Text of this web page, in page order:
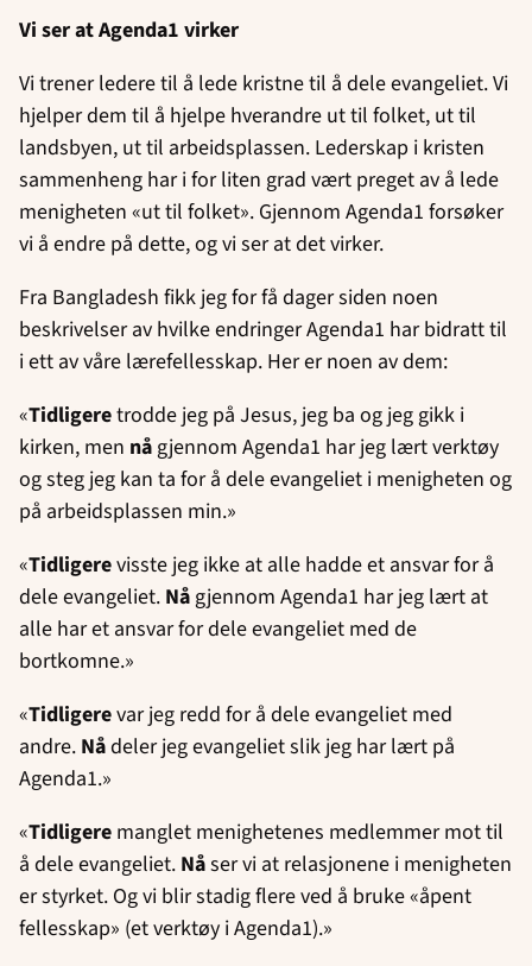
Vi ser at Agenda1 virker
Vi trener ledere til å lede kristne til å dele evangeliet. Vi
hjelper dem til å hjelpe hverandre ut til folket, ut til
landsbyen, ut til arbeidsplassen. Lederskap i kristen
sammenheng har i for liten grad vært preget av å lede
menigheten «ut til folket». Gjennom Agenda1 forsøker
vi å endre på dette, og vi ser at det virker.
Fra Bangladesh fikk jeg for få dager siden noen
beskrivelser av hvilke endringer Agenda1 har bidratt til
i ett av våre lærefellesskap. Her er noen av dem:
«Tidligeretrodde jeg på Jesus, jeg ba og jeg gikk i
kirken, men någjennom Agenda1 har jeg lært verktøy
og steg jeg kan ta for å dele evangeliet i menigheten og
på arbeidsplassen min.»
«Tidligerevisste jeg ikke at alle hadde et ansvar for å
dele evangeliet. Någjennom Agenda1 har jeg lært at
alle har et ansvar for dele evangeliet med de
bortkomne.»
«Tidligerevar jeg redd for å dele evangeliet med
andre. Nådeler jeg evangeliet slik jeg har lært på
Agenda1.»
«Tidligere manglet menighetenes medlemmer mot til
å dele evangeliet. Nåser vi at relasjonene i menigheten
er styrket. Og vi blir stadig flere ved å bruke «åpent
fellesskap» (et verktøy i Agenda1).»